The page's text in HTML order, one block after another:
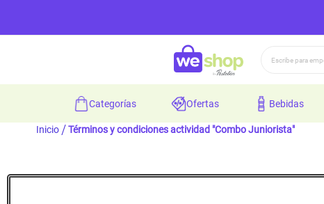
categorías ofertas bebidas
Inicio Términos y condiciones actividad "Combo Juniorista"